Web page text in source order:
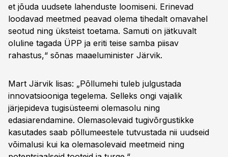
et jõuda uudsete lahenduste loomiseni. Erinevad
loodavad meetmed peavad olema tihedalt omavahel
seotud ning üksteist toetama. Samuti on jätkuvalt
oluline tagada ÜPP ja eriti teise samba piisav
rahastus,“ sõnas maaeluminister Järvik.
Mart Järvik lisas: „Põllumehi tuleb julgustada
innovatsiooniga tegelema. Selleks ongi vajalik
järjepideva tugisüsteemi olemasolu ning
edasiarendamine. Olemasolevaid tugivõrgustikke
kasutades saab põllumeestele tutvustada nii uudseid
võimalusi kui ka olemasolevaid meetmeid ning